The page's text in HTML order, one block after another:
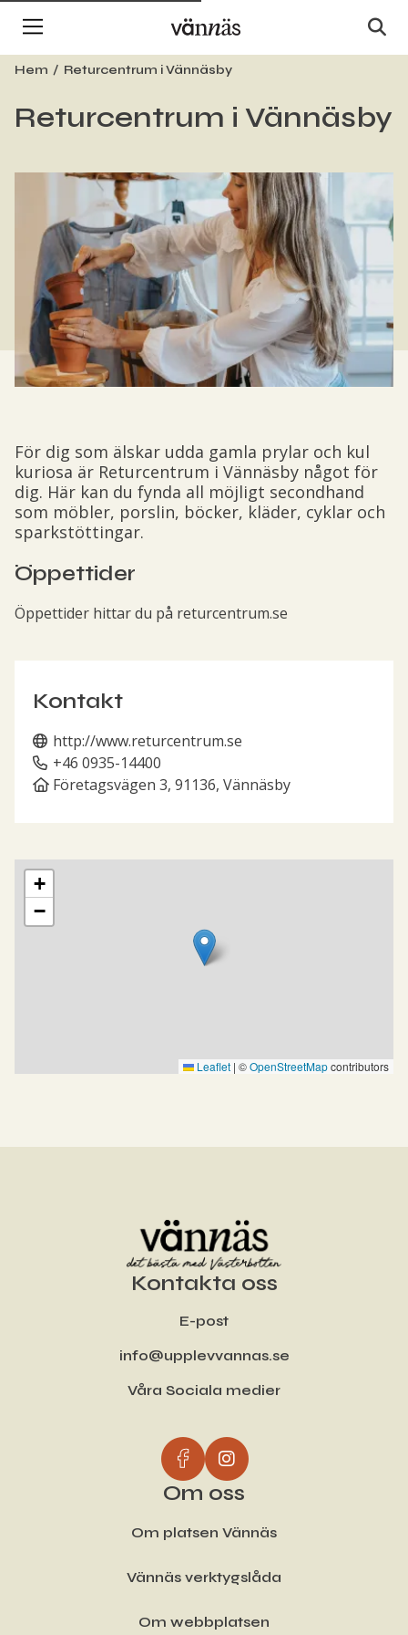
Hem Returcentrum i Vännäsby
Returcentrum i Vännäsby
För dig som älskar udda gamla prylar och kul
kuriosa är Returcentrum i Vännäsby något för
dig. Här kan du fynda all möjligt secondhand
som möbler, porslin, böcker, kläder, cyklar och
sparkstöttingar.
Öppettider
Öppettider hittar du på returcentrum.se
Kontakt
http://www.returcentrum.se
+46 0935-14400
Företagsvägen 3, 91136, Vännäsby
Map showing the location of Returcentrum i Vännäsby
+
−
Leaflet | ©OpenStreetMapcontributors
Kontakta oss
E-post
info@upplevvannas.se
Våra Sociala medier
Om oss
Om platsen Vännäs
Vännäs verktygslåda
Om webbplatsen